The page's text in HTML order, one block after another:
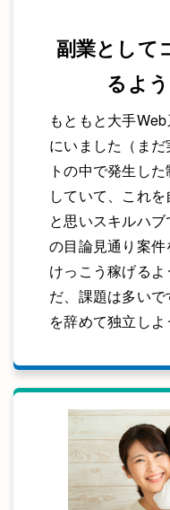
副業として
るよ
もともと大手
にいました（ま
トの中で発生し
していて、これ
と思いスキルハ
の目論見通り案件
けっこう稼げる
だ、課題は多い
を辞めて独立しよ